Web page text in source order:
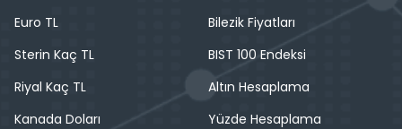
Euro TL
Sterin Kaç TL
Riyal Kaç TL
Kanada Doları
Bilezik Fiyatları
BIST 100 Endeksi
Altın Hesaplama
Yüzde Hesaplama